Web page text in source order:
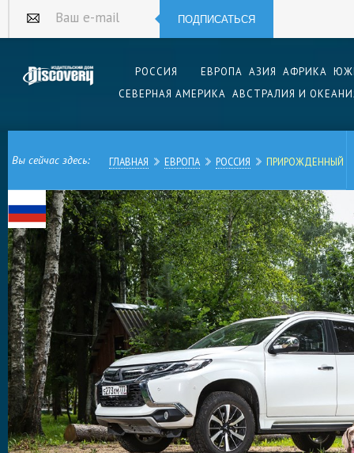
Ваш e-mail ПОДПИСАТЬСЯ
РОССИЯ ЕВРОПА АЗИЯ АФРИКА
СЕВЕРНАЯ АМЕРИКА АВСТРАЛИЯ И
Вы сейчас здесь: ГЛАВНАЯ ЕВРОПА РОССИЯ ПРИРОЖДЕННЫЙ